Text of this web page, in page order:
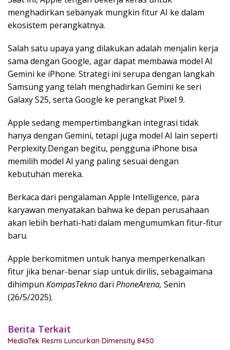
menghadirkan sebanyak mungkin fitur AI ke dalam
ekosistem perangkatnya.
Salah satu upaya yang dilakukan adalah menjalin kerja
sama dengan Google, agar dapat membawa model AI
Gemini ke iPhone. Strategi ini serupa dengan langkah
Samsung yang telah menghadirkan Gemini ke seri
Galaxy S25, serta Google ke perangkat Pixel 9.
Apple sedang mempertimbangkan integrasi tidak
hanya dengan Gemini, tetapi juga model AI lain seperti
Perplexity.Dengan begitu, pengguna iPhone bisa
memilih model AI yang paling sesuai dengan
kebutuhan mereka.
Berkaca dari pengalaman Apple Intelligence, para
karyawan menyatakan bahwa ke depan perusahaan
akan lebih berhati-hati dalam mengumumkan fitur-fitur
baru.
Apple berkomitmen untuk hanya memperkenalkan
fitur jika benar-benar siap untuk dirilis, sebagaimana
dihimpun KompasTeknodari PhoneArena, Senin
(26/5/2025).
Berita Terkait
MediaTek Resmi Luncurkan Dimensity 8450